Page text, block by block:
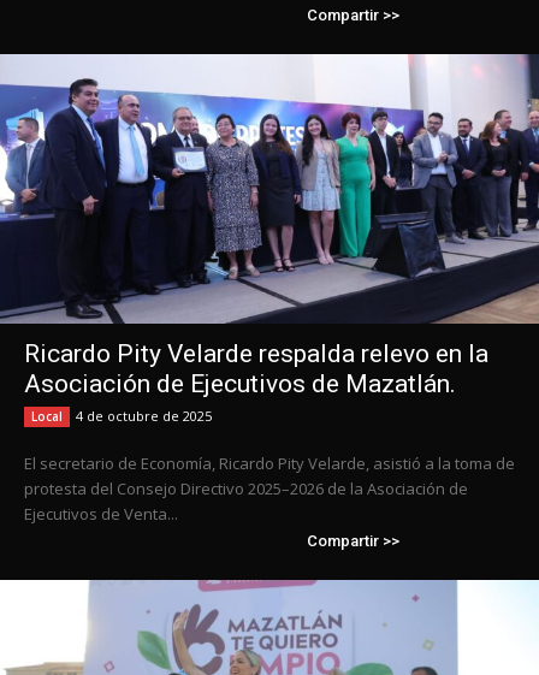
Compartir >>
Ricardo Pity Velarde respalda relevo en la
Asociación de Ejecutivos de Mazatlán.
Local 4 de octubre de 2025
El secretario de Economía, Ricardo Pity Velarde, asistió a la toma de
protesta del Consejo Directivo 2025–2026 de la Asociación de
Ejecutivos de Venta...
Compartir >>